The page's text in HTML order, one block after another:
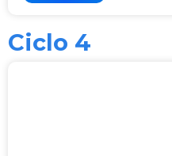
Ciclo 4